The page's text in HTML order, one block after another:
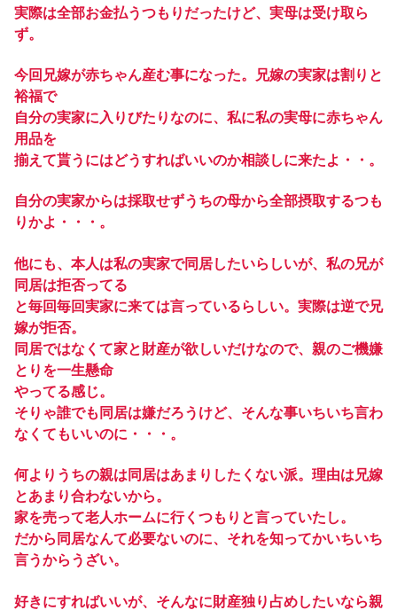
実際は全部お金払うつもりだったけど、実母は受け取ら
ず。
今回兄嫁が赤ちゃん産む事になった。兄嫁の実家は割りと
裕福で
自分の実家に入りびたりなのに、私に私の実母に赤ちゃん
用品を
揃えて貰うにはどうすればいいのか相談しに来たよ・・。
自分の実家からは採取せずうちの母から全部摂取するつも
りかよ・・・。
他にも、本人は私の実家で同居したいらしいが、私の兄が
同居は拒否ってる
と毎回毎回実家に来ては言っているらしい。実際は逆で兄
嫁が拒否。
同居ではなくて家と財産が欲しいだけなので、親のご機嫌
とりを一生懸命
やってる感じ。
そりゃ誰でも同居は嫌だろうけど、そんな事いちいち言わ
なくてもいいのに・・・。
何よりうちの親は同居はあまりしたくない派。理由は兄嫁
とあまり合わないから。
家を売って老人ホームに行くつもりと言っていたし。
だから同居なんて必要ないのに、それを知ってかいちいち
言うからうざい。
好きにすればいいが、そんなに財産独り占めしたいなら親